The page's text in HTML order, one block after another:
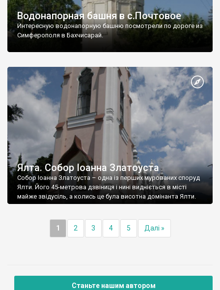
Водонапорная башня в с.Почтовое
Интересную водонапорную башню посмотрели по дороге из
Симферополя в Бахчисарай.
Ялта. Собор Іоанна Златоуста
Собор Іоанна Златоуста – одна із перших мурованих споруд
Ялти. Його 45-метрова дзвіниця і нині видніється в місті
майже звідусіль, а колись це була висотна домінанта Ялти.
1 2 3 4 5 Далі »
Станьте нашим автором